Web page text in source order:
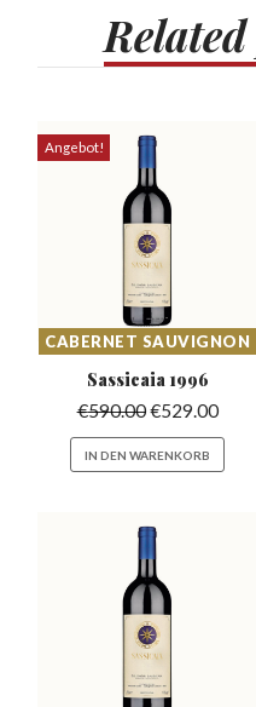
Related
Angebot!
CABERNET SAUVIGNON
Sassicaia 1996
€590.00€529.00
IN DEN WARENKORB